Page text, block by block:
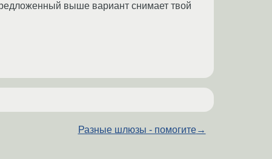
выше вариант снимает твой
Разные шлюзы - помогите→